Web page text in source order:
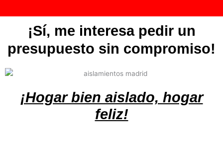
¡Sí, me interesa pedir un
presupuesto sin compromiso!
¡Hogar bien aislado, hogar
feliz!